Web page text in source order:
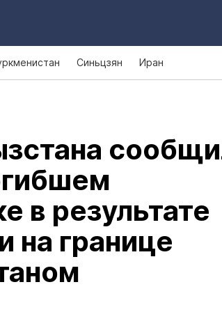
Синьцзян Иран
в результате
на границе